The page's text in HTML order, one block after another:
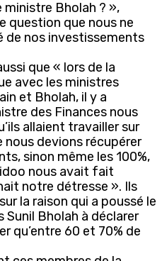
ministre Bholah ? »,
question que nous ne
de nos investissements
que « lors de la
avec les ministres
et Bholah, il y a
des Finances nous
allaient travailler sur
nous devions récupérer
sinon même les 100%,
nous avait fait
notre détresse ». Ils
la raison qui a poussé le
Bholah à déclarer
qu’entre 60 et 70% de